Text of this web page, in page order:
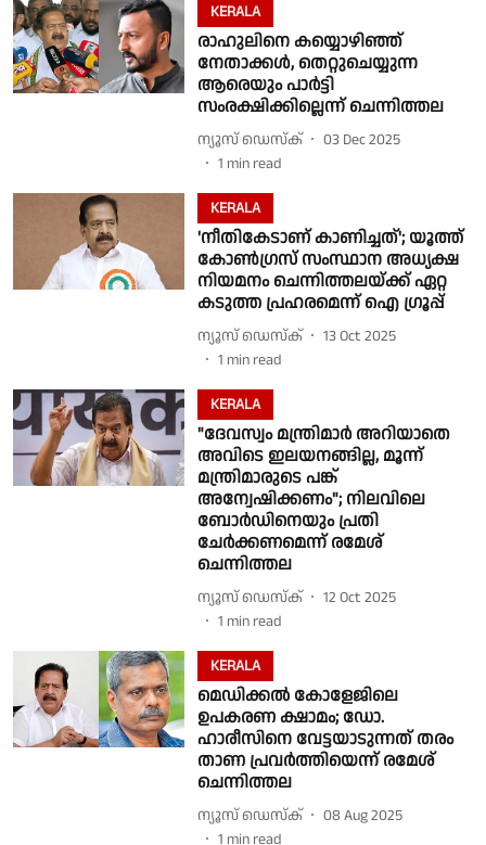
KERALA
രാഹുലിനെ കയ്യൊഴിഞ്ഞ്
നേതാക്കൾ, തെറ്റുചെയ്യുന്ന
ആരെയും പാർട്ടി
സംരക്ഷിക്കില്ലെന്ന് ചെന്നിത്തല
ന്യൂസ് ഡെസ്ക്
03 Dec 2025
1 min read
KERALA
'നീതികേടാണ് കാണിച്ചത്'; യൂത്ത്
കോൺഗ്രസ് സംസ്ഥാന അധ്യക്ഷ
നിയമനം ചെന്നിത്തലയ്ക്ക് ഏറ്റ
കടുത്ത പ്രഹരമെന്ന് ഐ ഗ്രൂപ്പ്
ന്യൂസ് ഡെസ്ക്
13 Oct 2025
1 min read
KERALA
"ദേവസ്വം മന്ത്രിമാര്‍ അറിയാതെ
അവിടെ ഇലയനങ്ങില്ല, മൂന്ന്
മന്ത്രിമാരുടെ പങ്ക്
അന്വേഷിക്കണം"; നിലവിലെ
ബോര്‍ഡിനെയും പ്രതി
ചേര്‍ക്കണമെന്ന് രമേശ്
ചെന്നിത്തല
ന്യൂസ് ഡെസ്ക്
12 Oct 2025
1 min read
KERALA
മെഡിക്കൽ കോളേജിലെ
ഉപകരണ ക്ഷാമം; ഡോ.
ഹാരീസിനെ വേട്ടയാടുന്നത് തരം
താണ പ്രവര്‍ത്തിയെന്ന് രമേശ്
ചെന്നിത്തല
ന്യൂസ് ഡെസ്ക്
08 Aug 2025
1 min read